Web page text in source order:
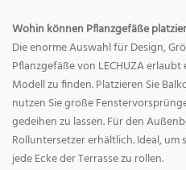
Wohin können Pflanzgefäße
Die enorme Auswahl für Design,
Pflanzgefäße von LECHUZA
Modell zu finden. Platzieren Sie
nutzen Sie große
gedeihen zu lassen. Für den
Rolluntersetzer erhältlich. Ideal, um
jede Ecke der Terrasse zu rollen.